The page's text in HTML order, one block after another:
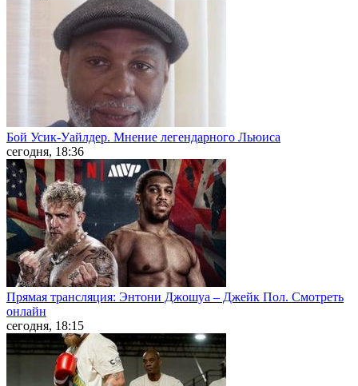
Бой Усик-Уайлдер. Мнение легендарного Льюиса
сегодня, 18:36
Прямая трансляция: Энтони Джошуа – Джейк Пол. Смотреть
онлайн
сегодня, 18:15